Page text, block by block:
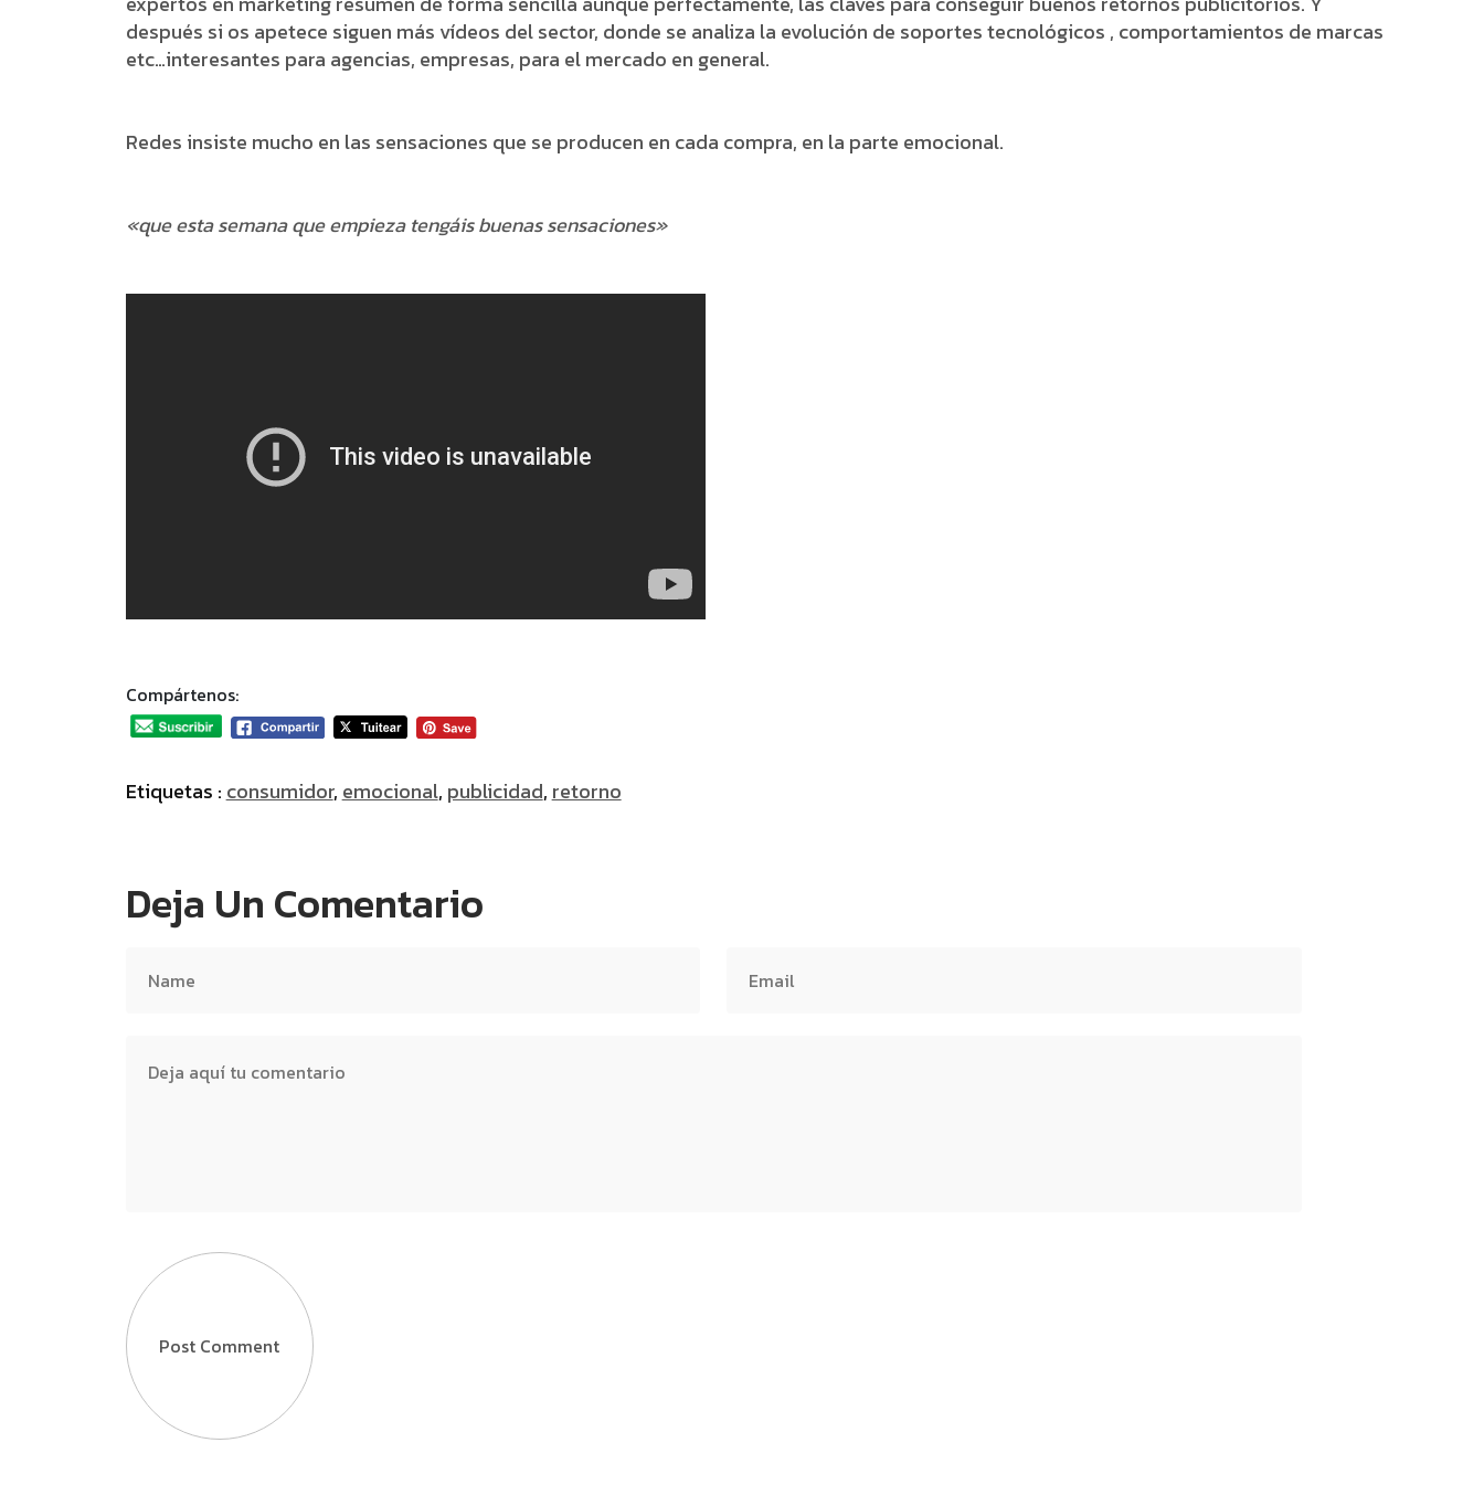
después si os apetece siguen más vídeos del sector, donde se analiza la evolución de soportes tecnológicos , comportamientos de marcas
etc…interesantes para agencias, empresas, para el mercado en general.
Redes insiste mucho en las sensaciones que se producen en cada compra, en la parte emocional.
«que esta semana que empieza tengáis buenas sensaciones»
Compártenos:
Etiquetas : consumidor, emocional, publicidad, retorno
Deja Un Comentario
Post Comment